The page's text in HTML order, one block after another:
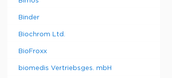
Binder
Biochrom Ltd.
BioFroxx
biomedis Vertriebsges. mbH